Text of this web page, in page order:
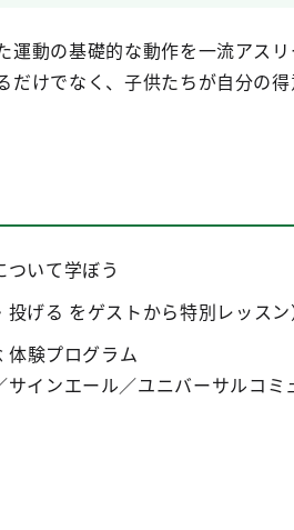
運動の基礎的な動作を一流アス
だけでなく、子供たちが自分の
いて学ぼう
げる をゲストから特別レッスン
体験プログラム
サインエール／ユニバーサルコミ